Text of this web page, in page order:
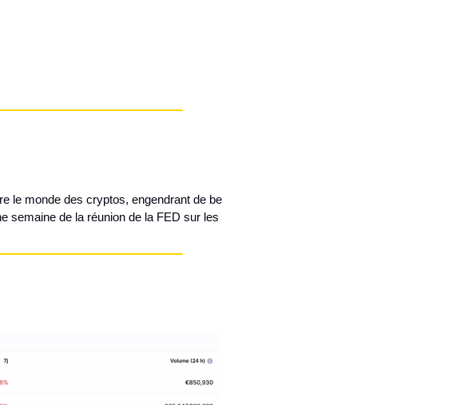
le monde des cryptos, engendrant de be
semaine de la réunion de la FED sur les